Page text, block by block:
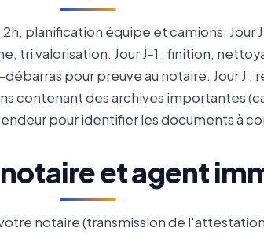
planification équipe et camions. Jour
tri valorisation. Jour J-1 : finition,
pour preuve au notaire. Jour J :
contenant des archives importantes
pour identifier les documents à
et agent
notaire (transmission de